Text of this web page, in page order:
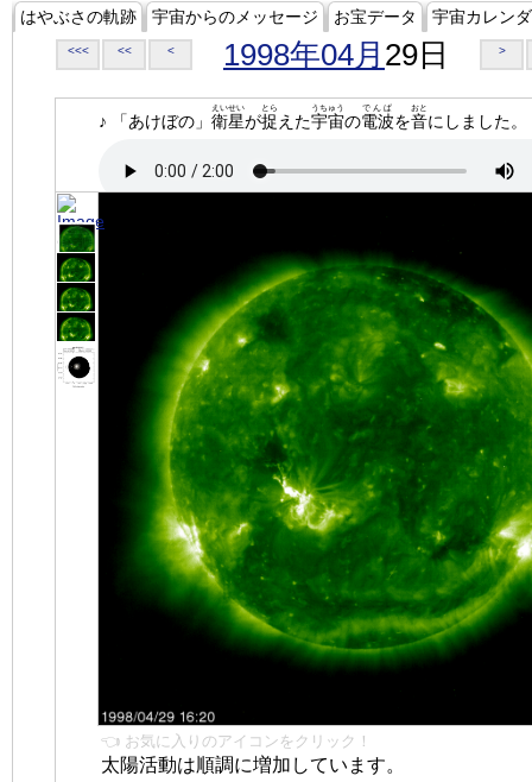
はやぶさの軌跡 宇宙からのメッセージ お宝データ 宇宙カレン
<<< << < 1998年04月 29日 >
♪ 「あけぼの」 衛星
えいせい
が捉
とら
えた宇宙
うちゅう
の電波
でんぱ
を音
おと
にしました。
👈 お気に入りのアイコンをクリック！
太陽活動は順調に増加しています。